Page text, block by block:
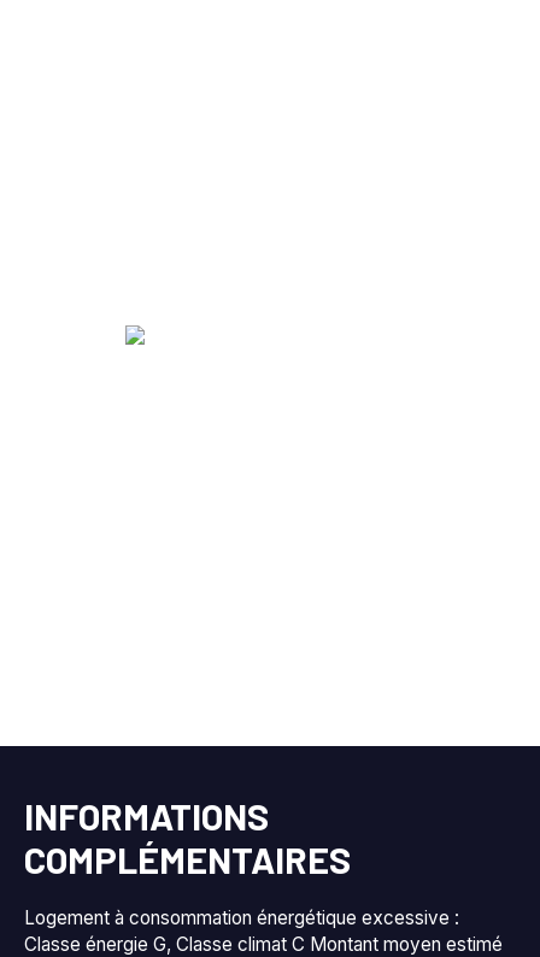
INFORMATIONS
COMPLÉMENTAIRES
Logement à consommation énergétique excessive :
Classe énergie G, Classe climat C Montant moyen estimé